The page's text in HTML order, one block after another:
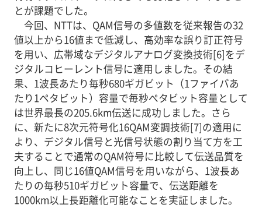
とが課題でした。
今回、NTTは、QAM信号の多値数を従来報告の32
値以上から16値まで低減し、高効率な誤り訂正符号
を用い、広帯域なデジタルアナログ変換技術[6]をデ
ジタルコヒーレント信号に適用しました。その結
果、1波長あたり毎秒680ギガビット（1ファイバあ
たり1ペタビット）容量で毎秒ぺタビット容量として
は世界最長の205.6km伝送に成功しました。さら
に、新たに8次元符号化16QAM変調技術[7]の適用に
より、デジタル信号と光信号状態の割り当て方を工
夫することで通常のQAM符号に比較して伝送品質を
向上し、同じ16値QAM信号を用いながら、1波長あ
たりの毎秒510ギガビット容量で、伝送距離を
1000km以上長距離化可能なことを実証しました。